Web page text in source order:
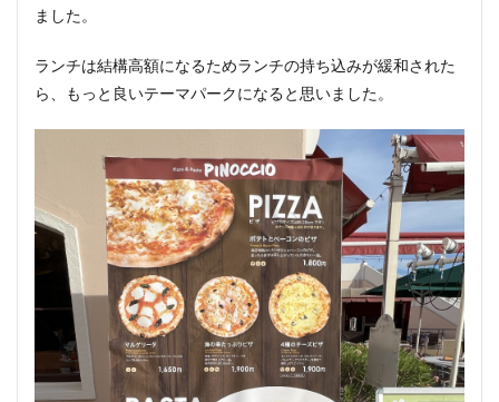
ました。
ランチは結構高額になるためランチの持ち込みが緩和された
ら、もっと良いテーマパークになると思いました。